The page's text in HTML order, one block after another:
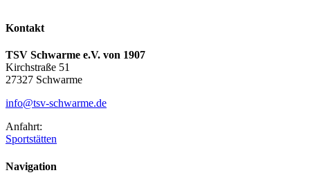
Kontakt
TSV Schwarme e.V. von 1907
Kirchstraße 51
27327 Schwarme
info@tsv-schwarme.de
Anfahrt:
Sportstätten
Navigation